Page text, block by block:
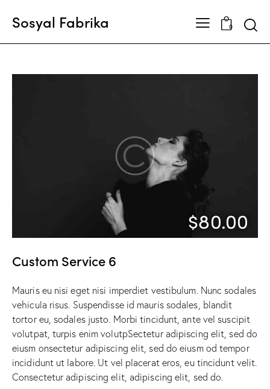
Sosyal Fabrika 0
$80.00
Custom Service 6
Mauris eu nisi eget nisi imperdiet vestibulum. Nunc sodales
vehicula risus. Suspendisse id mauris sodales, blandit
tortor eu, sodales justo. Morbi tincidunt, ante vel suscipit
volutpat, turpis enim volutpSectetur adipiscing elit, sed do
eiusm onsectetur adipiscing elit, sed do eiusm od tempor
incididunt ut labore. Ut vel placerat eros, eu tincidunt velit.
Consectetur adipiscing elit, adipiscing elit, sed do.